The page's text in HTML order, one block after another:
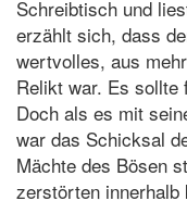
Schreibtisch und
erzählt sich, dass
wertvolles, aus
Relikt war. Es sollte
Doch als es mit
war das Schicksal
Mächte des Bösen
zerstörten